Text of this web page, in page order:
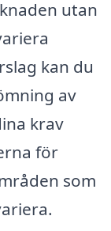
utan
kan du
av
krav
för
som